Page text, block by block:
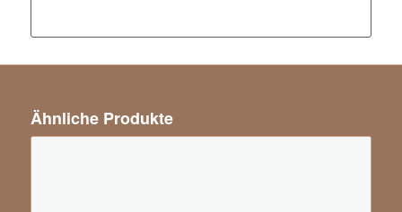
Ähnliche Produkte